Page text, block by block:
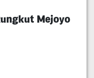
Mejoyo